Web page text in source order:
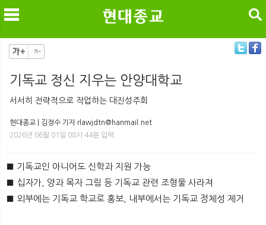
메
검색
기독교 정신 지우는 안양대학교
서서히 전략적으로 작업하는 대진성주회
현대종교 | 김정수 기자 rlawjdtn@hanmail.net
2026년 06월 01일 08시 44분 입력
■ 기독교인 아니어도 신학과 지원 가능
■ 십자가, 양과 목자 그림 등 기독교 관련 조형물 사라져
■ 외부에는 기독교 학교로 홍보, 내부에서는 기독교 정체성 제거